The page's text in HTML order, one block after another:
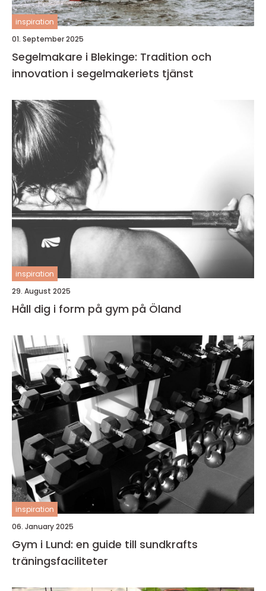
inspiration
01. September 2025
Segelmakare i Blekinge: Tradition och
innovation i segelmakeriets tjänst
inspiration
29. August 2025
Håll dig i form på gym på Öland
inspiration
06. January 2025
Gym i Lund: en guide till sundkrafts
träningsfaciliteter